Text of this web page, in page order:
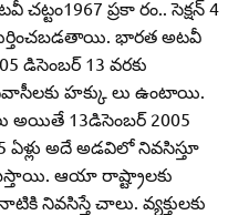
ప్రకా రం.. సెక్షన్‌ 4
భారత అటవీ
డిసెంబర్‌ 13 వరకు
హక్కు లు ఉంటాయి.
అయితే 13డిసెంబర్‌ 2005
అదే అడవిలో నివసిస్తూ
ఆయా రాష్ట్రాలకు
నివసిస్తే చాలు. వ్యక్తులకు